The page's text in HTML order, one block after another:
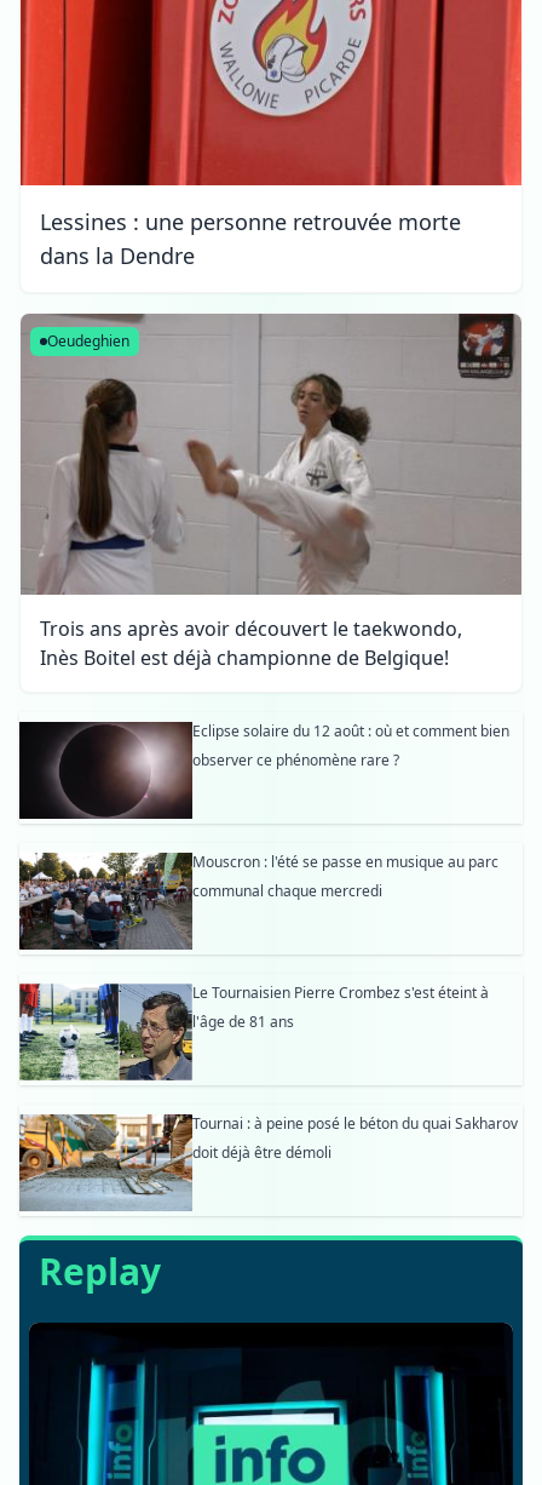
Lessines : une personne retrouvée morte
dans la Dendre
Oeudeghien
Trois ans après avoir découvert le taekwondo,
Inès Boitel est déjà championne de Belgique!
Eclipse solaire du 12 août : où et comment bien
observer ce phénomène rare ?
Mouscron : l'été se passe en musique au parc
communal chaque mercredi
Le Tournaisien Pierre Crombez s'est éteint à
l'âge de 81 ans
Tournai : à peine posé le béton du quai Sakharov
doit déjà être démoli
Replay